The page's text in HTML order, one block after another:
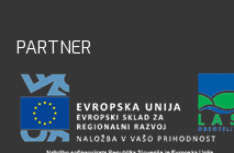
PARTNER